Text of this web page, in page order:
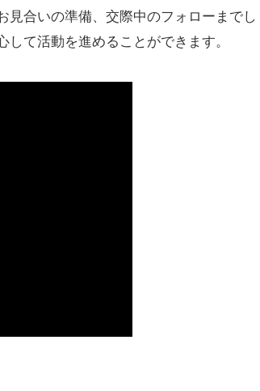
見合いの準備、交際中のフォローまでし
て活動を進めることができます。